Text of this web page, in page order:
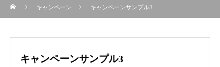
キャンペーン キャンペーンサンプル3
キャンペーンサンプル3